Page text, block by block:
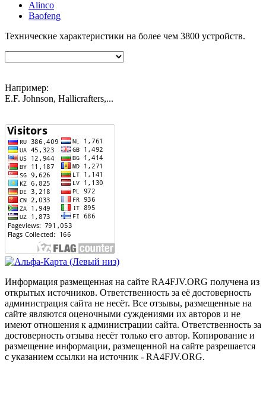
Alinco
Baofeng
Технические характеристики на более чем 3800 устройств.
Например:
E.F. Johnson, Hallicrafters,...
Информация размещенная на сайте RA4FJV.ORG получена из
открытых источников. Ответственность за её достоверность
администрация сайта не несёт. Все отзывы, размещенные на
сайте являются оценочными суждениями их авторов и не
имеют отношения к администрации сайта. Ответственность за
достоверность отзыва несёт только его автор. Копирование и
размещение информации, размещенной на сайте разрешается
с указанием ссылки на источник - RA4FJV.ORG.